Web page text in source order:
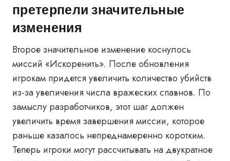
претерпели значительные
изменения
Второе значительное изменение коснулось
миссий «Искоренить». После обновления
игрокам придется увеличить количество убийств
из-за увеличения числа вражеских спавнов. По
замыслу разработчиков, этот шаг должен
увеличить время завершения миссии, которое
раньше казалось непреднамеренно коротким.
Теперь игроки могут рассчитывать на двукратное